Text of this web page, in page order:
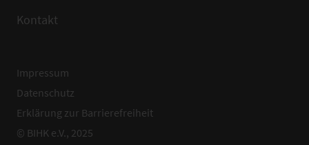
Kontakt
Impressum
Datenschutz
Erklärung zur Barrierefreiheit
© BIHK e.V., 2025